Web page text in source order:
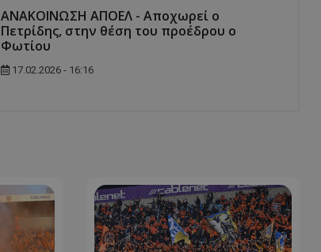
ΑΝΑΚΟΙΝΩΣΗ ΑΠΟΕΛ - Αποχωρεί ο
Πετρίδης, στην θέση του προέδρου ο
Φωτίου
17.02.2026 - 16:16